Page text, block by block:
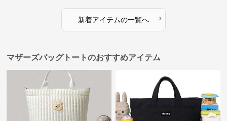
新着アイテムの一覧へ ›
マザーズバッグトートのおすすめアイテム